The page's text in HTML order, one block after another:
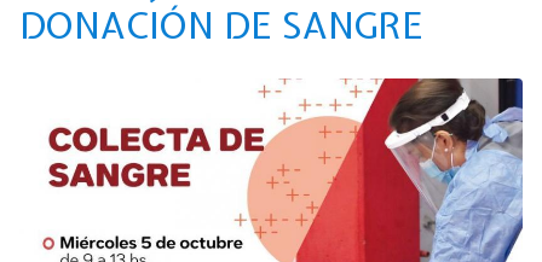
DONACIÓN DE SANGRE